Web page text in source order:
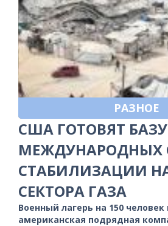
РАЗНОЕ
США ГОТОВЯТ
МЕЖДУНАРОДНЫХ
СТАБИЛИЗАЦИИ
СЕКТОРА ГАЗА
Военный лагерь на 150 человек
американская подрядная